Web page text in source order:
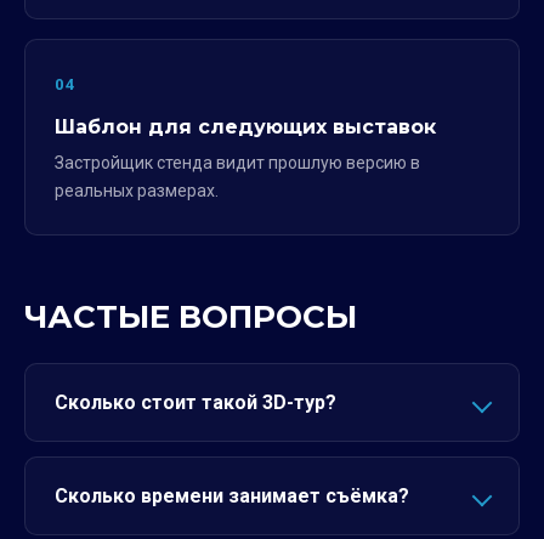
04
Шаблон для следующих выставок
Застройщик стенда видит прошлую версию в
реальных размерах.
ЧАСТЫЕ ВОПРОСЫ
Сколько стоит такой 3D-тур?
Сколько времени занимает съёмка?